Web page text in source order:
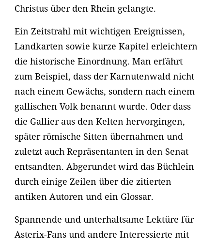
Christus über den Rhein gelangte.
Ein Zeitstrahl mit wichtigen Ereignissen,
Landkarten sowie kurze Kapitel erleichtern
die historische Einordnung. Man erfährt
zum Beispiel, dass der Karnutenwald nicht
nach einem Gewächs, sondern nach einem
gallischen Volk benannt wurde. Oder dass
die Gallier aus den Kelten hervorgingen,
später römische Sitten übernahmen und
zuletzt auch Repräsentanten in den Senat
entsandten. Abgerundet wird das Büchlein
durch einige Zeilen über die zitierten
antiken Autoren und ein Glossar.
Spannende und unterhaltsame Lektüre für
Asterix-Fans und andere Interessierte mit